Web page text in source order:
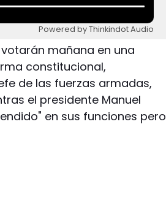
Powered by Thinkindot Audio
mañana en una
constitucional,
de las fuerzas armadas,
el presidente Manuel
en sus funciones pero